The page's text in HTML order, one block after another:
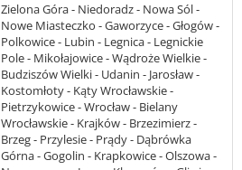
Zielona Góra - Niedoradz - Nowa Sól -
Nowe Miasteczko - Gaworzyce - Głogów -
Polkowice - Lubin - Legnica - Legnickie
Pole - Mikołajowice - Wądroże Wielkie -
Budziszów Wielki - Udanin - Jarosław -
Kostomłoty - Kąty Wrocławskie -
Pietrzykowice - Wrocław - Bielany
Wrocławskie - Krajków - Brzezimierz -
Brzeg - Przylesie - Prądy - Dąbrówka
Górna - Gogolin - Krapkowice - Olszowa -